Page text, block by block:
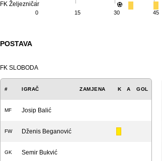
FK Željezničar
0 15 30 45
POSTAVA
FK SLOBODA
# IGRAČ ZAMJENA K A GOL
MF Josip Balić
FW Dženis Beganović
GK Semir Bukvić